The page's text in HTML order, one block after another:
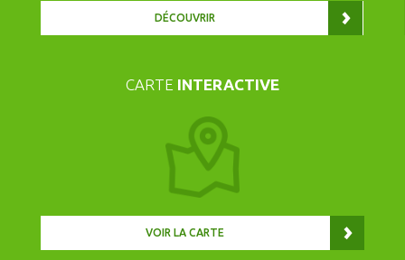
DÉCOUVRIR
CARTE INTERACTIVE
VOIR LA CARTE